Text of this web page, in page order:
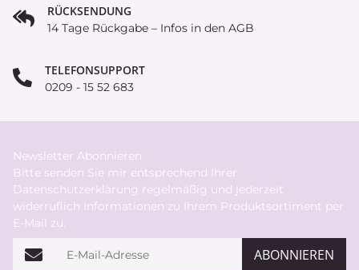
RÜCKSENDUNG
14 Tage Rückgabe – Infos in den AGB
TELEFONSUPPORT
0209 - 15 52 683
Newsletter Abonnieren
Bitte senden Sie mir entsprechend Ihrer
Datenschutzerklärung regelmäßig und jederzeit
widerruflich Informationen zu Ihrem Produktsortiment per
E-Mail zu.
E-Mail-Adresse ABONNIEREN